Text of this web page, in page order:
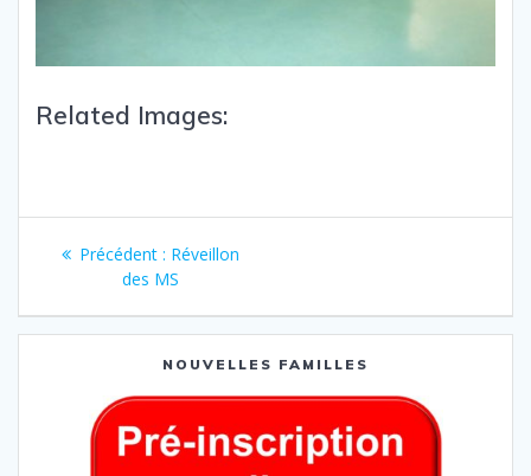
Related Images:
Précédent : Réveillon
des MS
NOUVELLES FAMILLES